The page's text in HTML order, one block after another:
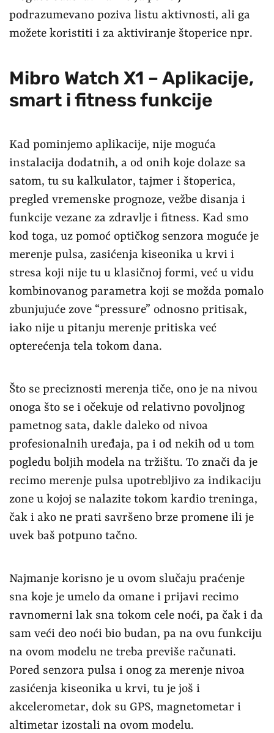
podrazumevano poziva listu aktivnosti, ali ga
možete koristiti i za aktiviranje štoperice npr.
Mibro Watch X1 – Aplikacije,
smart i fitness funkcije
Kad pominjemo aplikacije, nije moguća
instalacija dodatnih, a od onih koje dolaze sa
satom, tu su kalkulator, tajmer i štoperica,
pregled vremenske prognoze, vežbe disanja i
funkcije vezane za zdravlje i fitness. Kad smo
kod toga, uz pomoć optičkog senzora moguće je
merenje pulsa, zasićenja kiseonika u krvi i
stresa koji nije tu u klasičnoj formi, već u vidu
kombinovanog parametra koji se možda pomalo
zbunjujuće zove “pressure” odnosno pritisak,
iako nije u pitanju merenje pritiska već
opterećenja tela tokom dana.
Što se preciznosti merenja tiče, ono je na nivou
onoga što se i očekuje od relativno povoljnog
pametnog sata, dakle daleko od nivoa
profesionalnih uređaja, pa i od nekih od u tom
pogledu boljih modela na tržištu. To znači da je
recimo merenje pulsa upotrebljivo za indikaciju
zone u kojoj se nalazite tokom kardio treninga,
čak i ako ne prati savršeno brze promene ili je
uvek baš potpuno tačno.
Najmanje korisno je u ovom slučaju praćenje
sna koje je umelo da omane i prijavi recimo
ravnomerni lak sna tokom cele noći, pa čak i da
sam veći deo noći bio budan, pa na ovu funkciju
na ovom modelu ne treba previše računati.
Pored senzora pulsa i onog za merenje nivoa
zasićenja kiseonika u krvi, tu je još i
akcelerometar, dok su GPS, magnetometar i
altimetar izostali na ovom modelu.